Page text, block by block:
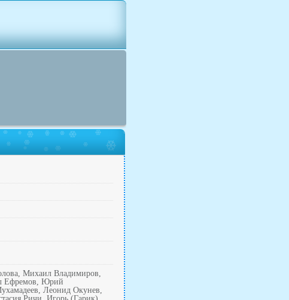
Михаил Владимиров,
Ефремов, Юрий
Леонид Окунев,